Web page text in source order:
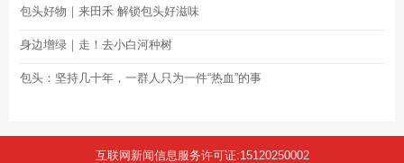
包头好物｜来田禾 解锁包头好滋味
身边增绿｜走！去小白河种树
包头：坚持几十年，一群人只为一件“热血”的事
互联网新闻信息服务许可证:15120250002